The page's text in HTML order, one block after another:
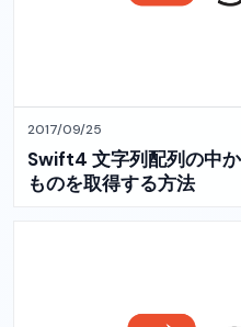
2017/09/25
Swift4 文字列配列の中
ものを取得する方法